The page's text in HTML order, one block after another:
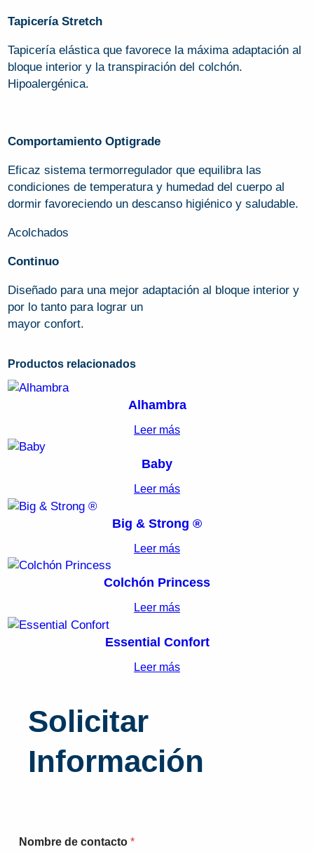
Tapicería Stretch
Tapicería elástica que favorece la máxima adaptación al
bloque interior y la transpiración del colchón.
Hipoalergénica.
Comportamiento Optigrade
Eficaz sistema termorregulador que equilibra las
condiciones de temperatura y humedad del cuerpo al
dormir favoreciendo un descanso higiénico y saludable.
Acolchados
Continuo
Diseñado para una mejor adaptación al bloque interior y
por lo tanto para lograr un
mayor confort.
Productos relacionados
Alhambra
Leer más
Baby
Leer más
Big & Strong ®
Leer más
Colchón Princess
Leer más
Essential Confort
Leer más
Solicitar
Información
eNombre de contacto *